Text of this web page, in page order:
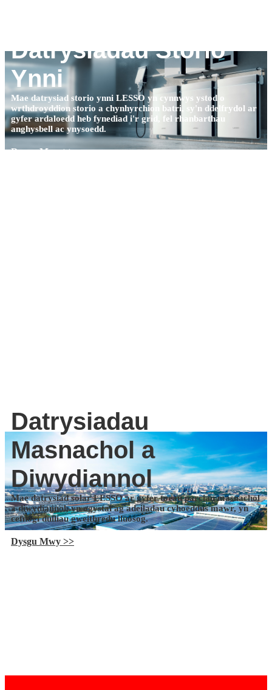
Datrysiadau Storio
Ynni
Mae datrysiad storio ynni LESSO yn cynnwys ystod o
wrthdroyddion storio a chynhyrchion batri, sy'n ddelfrydol ar
gyfer ardaloedd heb fynediad i'r grid, fel rhanbarthau
anghysbell ac ynysoedd.
Dysgu Mwy >>
Datrysiadau
Masnachol a
Diwydiannol
Mae datrysiad solar LESSO ar gyfer toeau parciau masnachol
a diwydiannol, yn ogystal ag adeiladau cyhoeddus mawr, yn
cefnogi dulliau gweithredu lluosog.
Dysgu Mwy >>